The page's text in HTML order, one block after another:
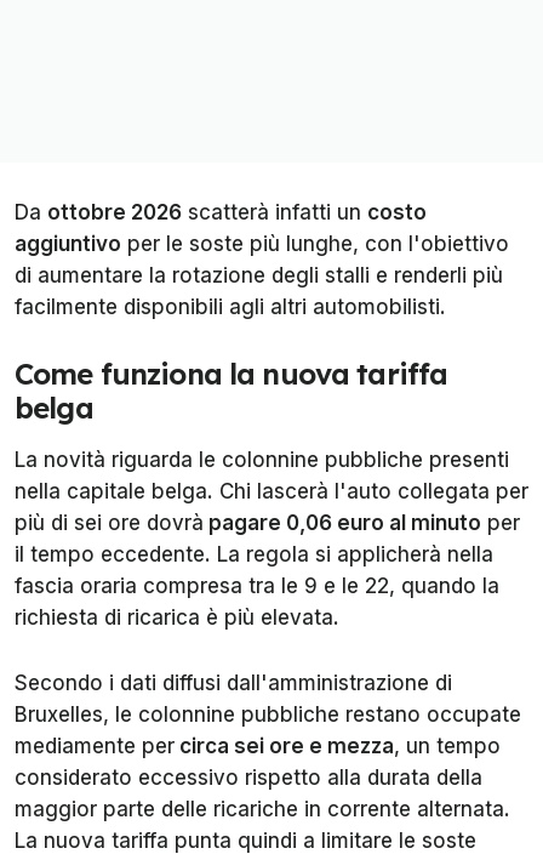
Da ottobre 2026 scatterà infatti un costo
aggiuntivo per le soste più lunghe, con l'obiettivo
di aumentare la rotazione degli stalli e renderli più
facilmente disponibili agli altri automobilisti.
Come funziona la nuova tariffa
belga
La novità riguarda le colonnine pubbliche presenti
nella capitale belga. Chi lascerà l'auto collegata per
più di sei ore dovrà pagare 0,06 euro al minuto per
il tempo eccedente. La regola si applicherà nella
fascia oraria compresa tra le 9 e le 22, quando la
richiesta di ricarica è più elevata.
Secondo i dati diffusi dall'amministrazione di
Bruxelles, le colonnine pubbliche restano occupate
mediamente per circa sei ore e mezza, un tempo
considerato eccessivo rispetto alla durata della
maggior parte delle ricariche in corrente alternata.
La nuova tariffa punta quindi a limitare le soste